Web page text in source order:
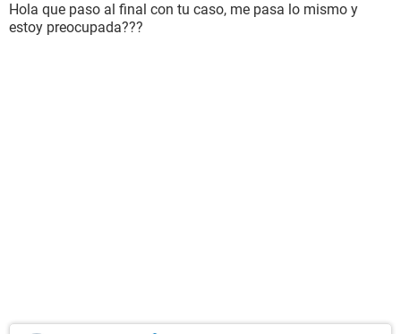
Hola que paso al final con tu caso, me pasa lo mismo y
estoy preocupada???